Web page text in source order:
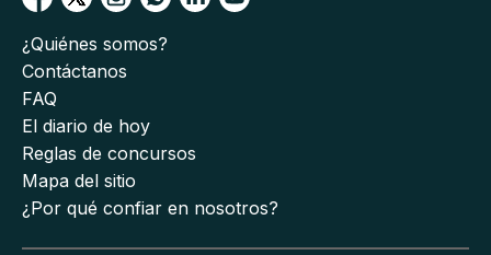
¿Quiénes somos?
Contáctanos
FAQ
El diario de hoy
Reglas de concursos
Mapa del sitio
¿Por qué confiar en nosotros?